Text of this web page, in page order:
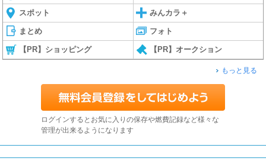
スポット みんカラ＋
まとめ フォト
【PR】ショッピング 【PR】オークション
もっと見る
ログインするとお気に入りの保存や燃費記録など様々な
管理が出来るようになります